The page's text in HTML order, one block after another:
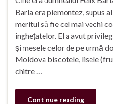
Barla era piemontez, supus
meritul să fie cel mai vechi
înghețatelor. El a avut
și mesele celor de pe urmă
Moldova biscotele, lisele
chitre …
Continue reading